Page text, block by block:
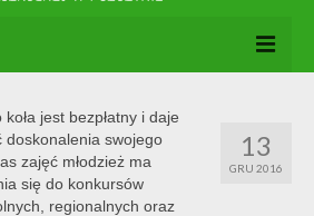
13
GRU 2016
jest bezpłatny i daje
doskonalenia swojego
zajęć młodzież ma
się do konkursów
regionalnych oraz